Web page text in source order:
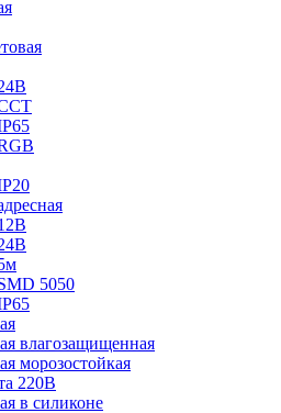
5050
влагозащищенная
морозостойкая
220В
в силиконе